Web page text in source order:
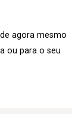
agora mesmo
ou para o seu